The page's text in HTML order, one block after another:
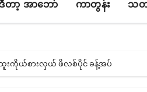
ာ့ အာဘော် ကာတွန်း သတ
ထူးကိုယ်စားလှယ် ဖိလစ်ပိုင် ခန့်အပ်